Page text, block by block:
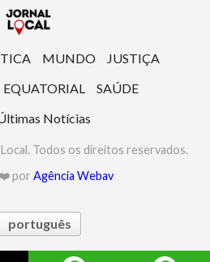
MUNDO
JUSTIÇA
EQUATORIAL
SAÚDE
Notícias
Todos os direitos reservados.
por Agência Webav
português